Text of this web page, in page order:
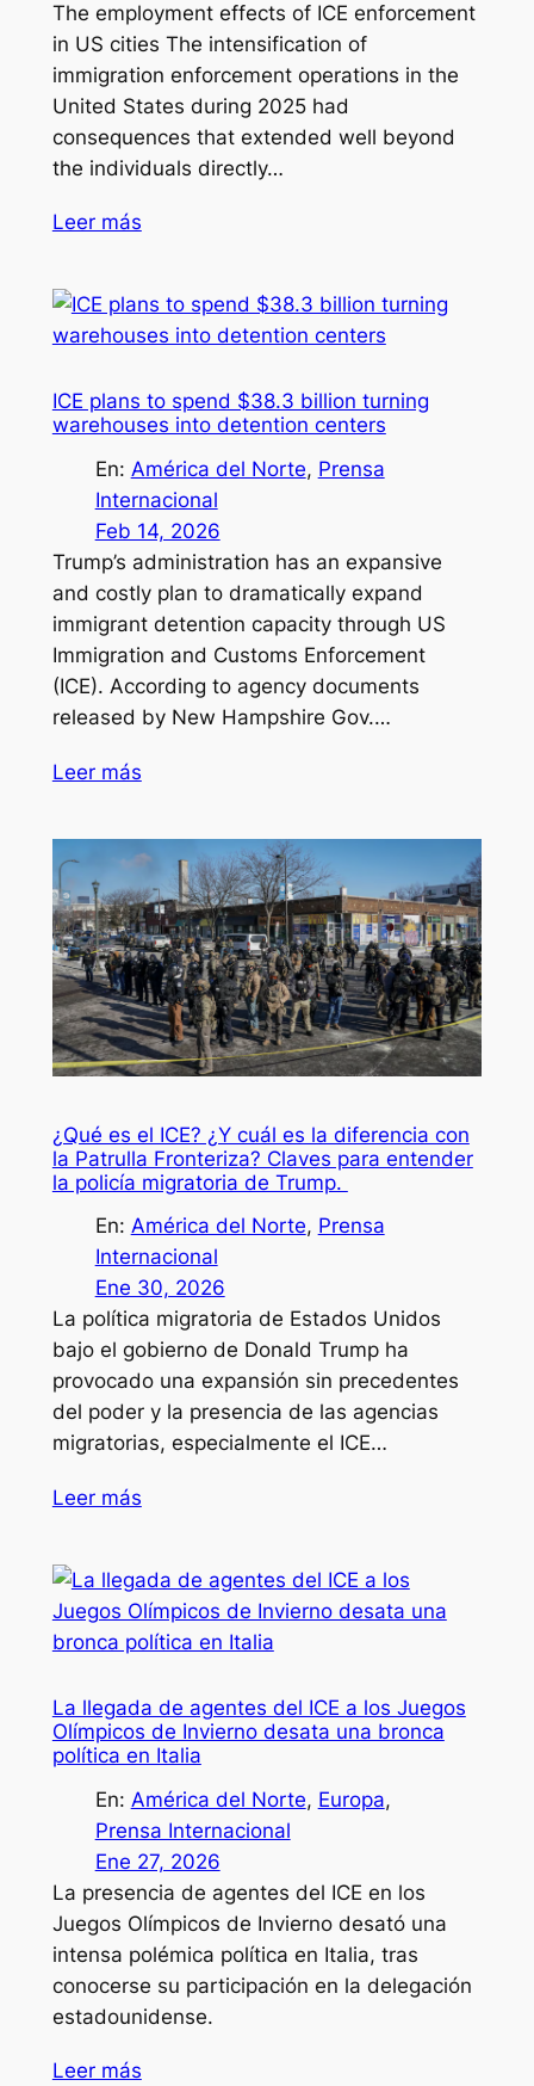
The employment effects of ICE enforcement
in US cities The intensification of
immigration enforcement operations in the
United States during 2025 had
consequences that extended well beyond
the individuals directly…
Leer más
ICE plans to spend $38.3 billion turning
warehouses into detention centers
En: América del Norte, Prensa
Internacional
Feb 14, 2026
Trump’s administration has an expansive
and costly plan to dramatically expand
immigrant detention capacity through US
Immigration and Customs Enforcement
(ICE). According to agency documents
released by New Hampshire Gov.…
Leer más
¿Qué es el ICE? ¿Y cuál es la diferencia con
la Patrulla Fronteriza? Claves para entender
la policía migratoria de Trump.
En: América del Norte, Prensa
Internacional
Ene 30, 2026
La política migratoria de Estados Unidos
bajo el gobierno de Donald Trump ha
provocado una expansión sin precedentes
del poder y la presencia de las agencias
migratorias, especialmente el ICE…
Leer más
La llegada de agentes del ICE a los Juegos
Olímpicos de Invierno desata una bronca
política en Italia
En: América del Norte, Europa
Prensa Internacional
Ene 27, 2026
La presencia de agentes del ICE en los
Juegos Olímpicos de Invierno desató una
intensa polémica política en Italia, tras
conocerse su participación en la delegación
estadounidense.
Leer más